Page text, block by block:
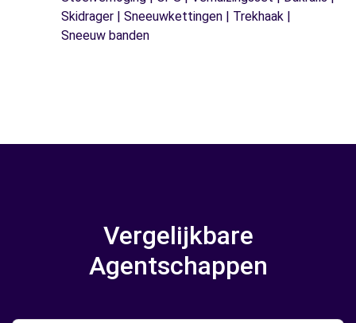
Skidrager | Sneeuwkettingen | Trekhaak |
Sneeuw banden
Vergelijkbare
Agentschappen